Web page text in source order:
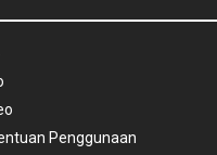
Penggunaan